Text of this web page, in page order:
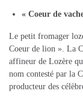
« Coeur de
Le petit fromager
Coeur de lion ». La
affineur de Lozère
nom contesté par la
producteur des